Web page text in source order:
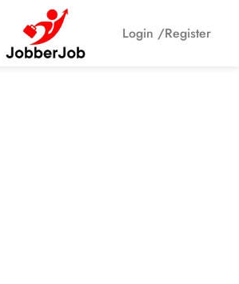
Login /Register